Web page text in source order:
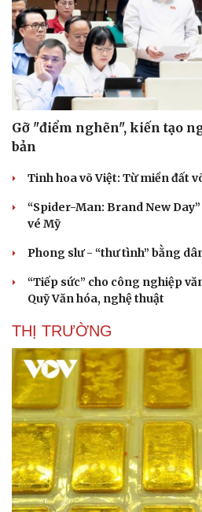
Văn hóa
Sân khấu - Điện ảnh
Văn học
Âm nhạc
Di sản
Gỡ "điểm nghẽn", kiến tạo
bản
Tinh hoa võ Việt: Từ miền đất
“Spider-Man: Brand New
vé Mỹ
Phong slư - “thư tình” bằng
“Tiếp sức” cho công nghiệp
Quỹ Văn hóa, nghệ thuật
THỊ TRƯỜNG